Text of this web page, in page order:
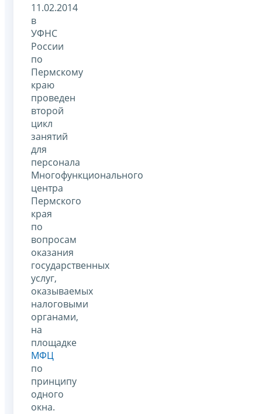
11.02.2014
в
УФНС
России
по
Пермскому
краю
проведен
второй
цикл
занятий
для
персонала
Многофункционального
центра
Пермского
края
по
вопросам
оказания
государственных
услуг,
оказываемых
налоговыми
органами,
на
площадке
МФЦ
по
принципу
одного
окна.